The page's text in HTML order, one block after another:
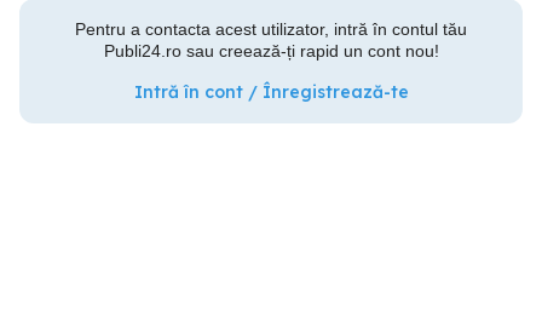
Pentru a contacta acest utilizator, intră în contul tău
Publi24.ro sau creează-ți rapid un cont nou!
Intră în cont / Înregistrează-te